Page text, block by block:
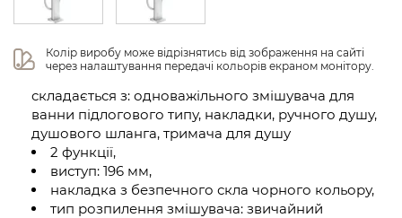
Колір виробу може відрізнятись від зображення на сайті
через налаштування передачі кольорів екраном монітору.
складається з: одноважільного змішувача для
ванни підлогового типу, накладки, ручного душу,
душового шланга, тримача для душу
2 функції,
виступ: 196 мм,
накладка з безпечного скла чорного кольору,
тип розпилення змішувача: звичайний